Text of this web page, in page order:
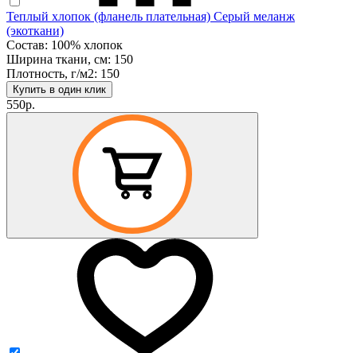
Теплый хлопок (фланель плательная) Серый меланж
(экоткани)
Состав: 100% хлопок
Ширина ткани, см: 150
Плотность, г/м2: 150
Купить в один клик
550р.